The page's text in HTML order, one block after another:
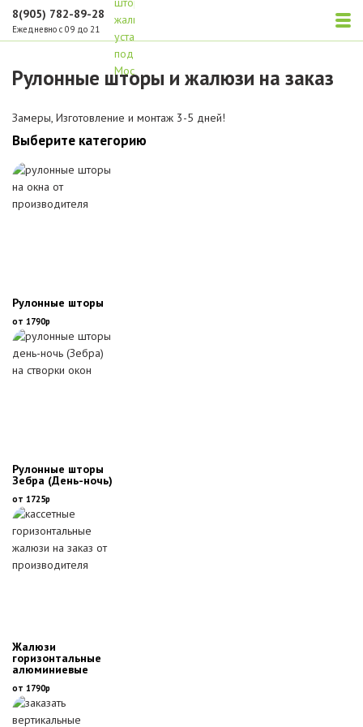
8(905) 782-89-28
Ежедневно с 09 до 21
Рулонные шторы и жалюзи на заказ
Замеры, Изготовление и монтаж 3-5 дней!
Выберите категорию
Рулонные шторы
от 1790р
Рулонные шторы
Зебра (День-ночь)
от 1725р
Жалюзи
горизонтальные
алюминиевые
от 1790р